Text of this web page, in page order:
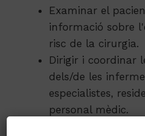
Examinar el
informació sobre
risc de la cirurgia.
Dirigir i coordinar
dels/de les
especialistes,
personal mèdic.